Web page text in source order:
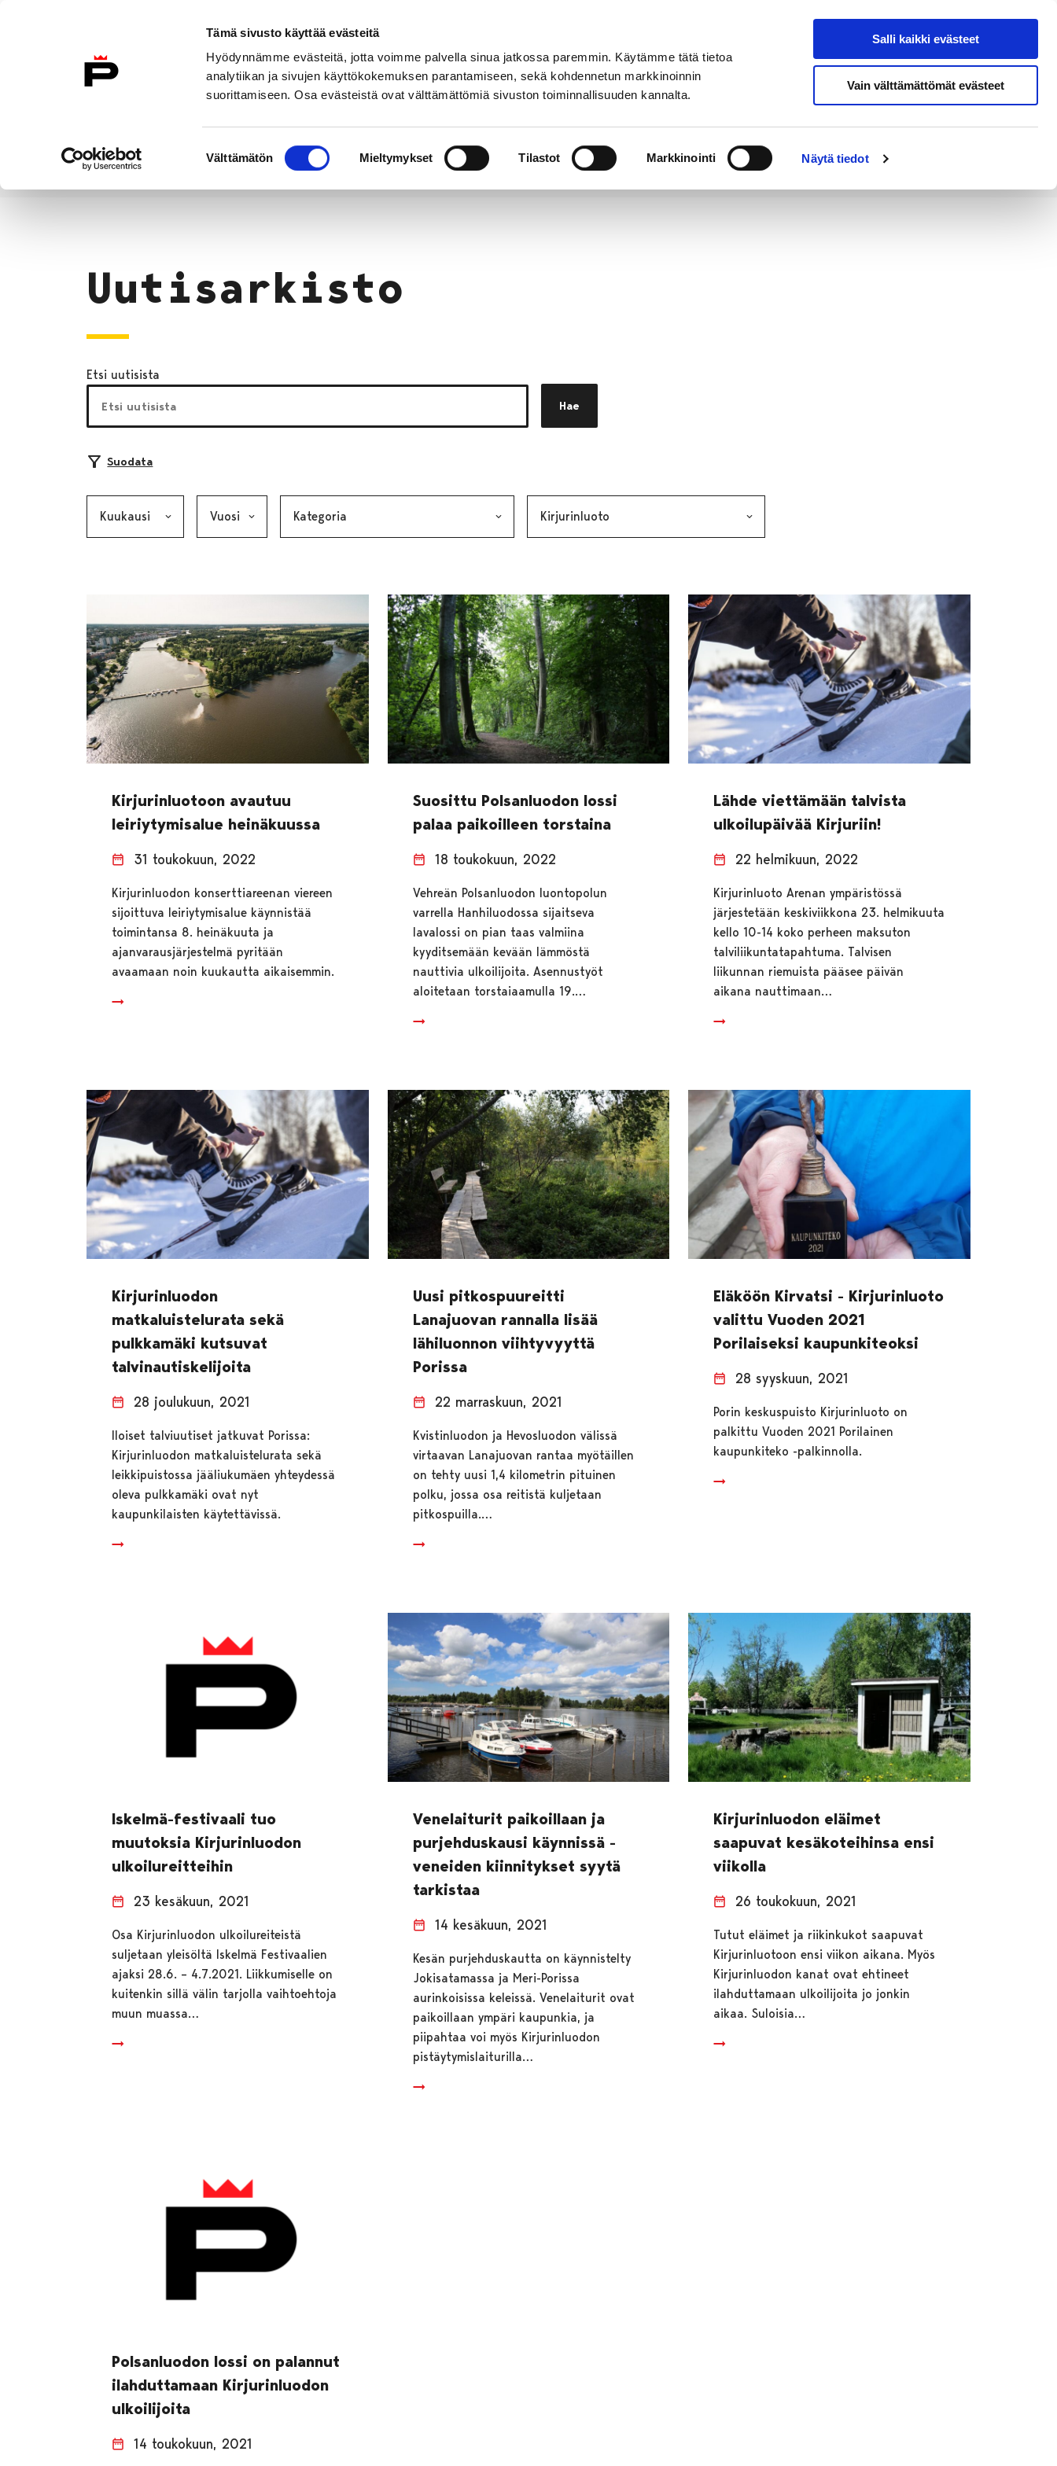
Tämä sivusto käyttää evästeitä
Hyödynnämme evästeitä, jotta voimme palvella sinua jatkossa paremmin. Käytämme tätä tietoa
analytiikan ja sivujen käyttökokemuksen parantamiseen, sekä kohdennetun markkinoinnin
suorittamiseen. Osa evästeistä ovat välttämättömiä sivuston toiminnallisuuden kannalta.
valinta
Välttämätön Mieltymykset Tilastot Markkinointi Näytä tiedot
Salli kaikki evästeet
Vain välttämättömät evästeet
Etusivulle
Hae sivustolta
Etusivu
Uutisarkisto
Etsi uutisista
Hae
Suodata
Kirjurinluotoon avautuu
leiriytymisalue heinäkuussa
31 toukokuun, 2022
Kirjurinluodon konserttiareenan viereen
sijoittuva leiriytymisalue käynnistää
toimintansa 8. heinäkuuta ja
ajanvarausjärjestelmä pyritään
avaamaan noin kuukautta aikaisemmin.
Suosittu Polsanluodon lossi
palaa paikoilleen torstaina
18 toukokuun, 2022
Vehreän Polsanluodon luontopolun
varrella Hanhiluodossa sijaitseva
lavalossi on pian taas valmiina
kyyditsemään kevään lämmöstä
nauttivia ulkoilijoita. Asennustyöt
aloitetaan torstaiaamulla 19.…
Lähde viettämään talvista
ulkoilupäivää Kirjuriin!
22 helmikuun, 2022
Kirjurinluoto Arenan ympäristössä
järjestetään keskiviikkona 23. helmikuuta
kello 10-14 koko perheen maksuton
talviliikuntatapahtuma. Talvisen
liikunnan riemuista pääsee päivän
aikana nauttimaan…
Kirjurinluodon
matkaluistelurata sekä
pulkkamäki kutsuvat
talvinautiskelijoita
28 joulukuun, 2021
Iloiset talviuutiset jatkuvat Porissa:
Kirjurinluodon matkaluistelurata sekä
leikkipuistossa jääliukumäen yhteydessä
oleva pulkkamäki ovat nyt
kaupunkilaisten käytettävissä.
Uusi pitkospuureitti
Lanajuovan rannalla lisää
lähiluonnon viihtyvyyttä
Porissa
22 marraskuun, 2021
Kvistinluodon ja Hevosluodon välissä
virtaavan Lanajuovan rantaa myötäillen
on tehty uusi 1,4 kilometrin pituinen
polku, jossa osa reitistä kuljetaan
pitkospuilla.…
Eläköön Kirvatsi - Kirjurinluoto
valittu Vuoden 2021
Porilaiseksi kaupunkiteoksi
28 syyskuun, 2021
Porin keskuspuisto Kirjurinluoto on
palkittu Vuoden 2021 Porilainen
kaupunkiteko -palkinnolla.
Iskelmä-festivaali tuo
muutoksia Kirjurinluodon
ulkoilureitteihin
23 kesäkuun, 2021
Osa Kirjurinluodon ulkoilureiteistä
suljetaan yleisöltä Iskelmä Festivaalien
ajaksi 28.6. – 4.7.2021. Liikkumiselle on
kuitenkin sillä välin tarjolla vaihtoehtoja
muun muassa…
Venelaiturit paikoillaan ja
purjehduskausi käynnissä -
veneiden kiinnitykset syytä
tarkistaa
14 kesäkuun, 2021
Kesän purjehduskautta on käynnistelty
Jokisatamassa ja Meri-Porissa
aurinkoisissa keleissä. Venelaiturit ovat
paikoillaan ympäri kaupunkia, ja
piipahtaa voi myös Kirjurinluodon
pistäytymislaiturilla…
Kirjurinluodon eläimet
saapuvat kesäkoteihinsa ensi
viikolla
26 toukokuun, 2021
Tutut eläimet ja riikinkukot saapuvat
Kirjurinluotoon ensi viikon aikana. Myös
Kirjurinluodon kanat ovat ehtineet
ilahduttamaan ulkoilijoita jo jonkin
aikaa. Suloisia…
Polsanluodon lossi on palannut
ilahduttamaan Kirjurinluodon
ulkoilijoita
14 toukokuun, 2021